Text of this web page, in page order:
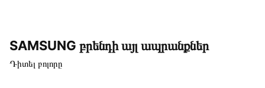
SAMSUNG բրենդի այլ ապրանքներ
Դիտել բոլորը